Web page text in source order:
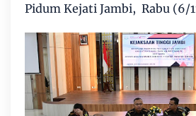
Pidum Kejati Jambi, Rabu (6/